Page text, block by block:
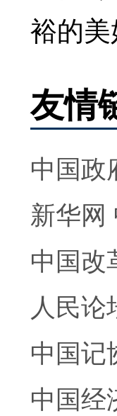
裕的美
友情
中国政
新华网
中国改
人民论
中国记
中国经